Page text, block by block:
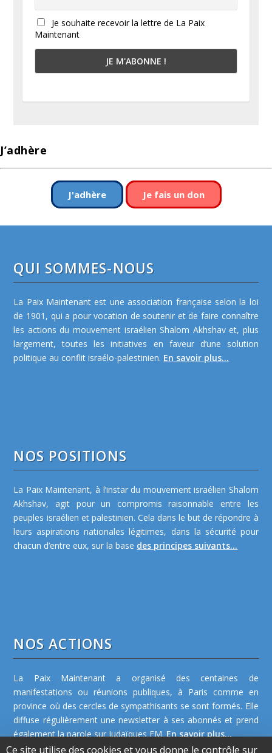
Je souhaite recevoir la lettre de La Paix
Maintenant
J’adhère
J'adhère Je fais un don
QUI SOMMES-NOUS
La Paix Maintenant est une association française selon la loi
de 1901, qui a pour vocation de soutenir et de faire connaître
les actions du mouvement israélien Shalom Akhshav et, plus
largement, toutes les initiatives en faveur d’une solution
politique au conflit israélo-palestinien. En savoir plus...
NOS POSITIONS
La Paix Maintenant, à l’instar du mouvement israélien Shalom
Akhshav, agit pour un compromis raisonnable entre les
peuples israélien et palestinien. Cela dans le but de répondre à
leurs aspirations nationales légitimes, dans la sécurité pour
chacun d’entre eux, sur la base des principes suivants...
NOS ACTIONS
La Paix Maintenant a organisé des centaines de
manifestations ou réunions publiques, à Paris comme en
province où des cercles de sympathisants se sont formés. Elle
diffuse régulièrement une newsletter à ses abonnés et prend
également la parole sur Judaïques FM. En savoir plus...
Ce site utilise des cookies et vous donne le contrôle sur